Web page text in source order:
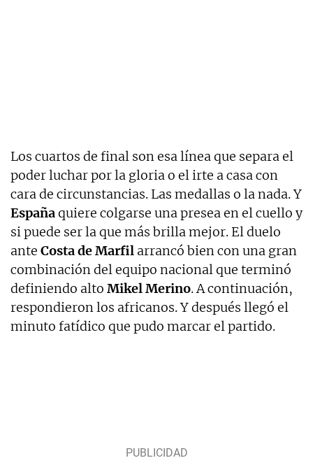
Los cuartos de final son esa línea que separa el
poder luchar por la gloria o el irte a casa con
cara de circunstancias. Las medallas o la nada. Y
Españaquiere colgarse una presea en el cuello y
si puede ser la que más brilla mejor. El duelo
ante Costa de Marfil arrancó bien con una gran
combinación del equipo nacional que terminó
definiendo alto Mikel Merino. A continuación,
respondieron los africanos. Y después llegó el
minuto fatídico que pudo marcar el partido.